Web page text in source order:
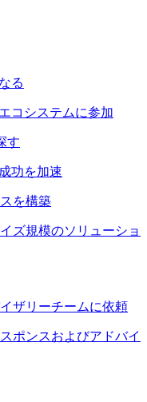
る
コシステムに参加
す
功を加速
を構築
ズ規模のソリューショ
ザリーチームに依頼
ポンスおよびアドバイ